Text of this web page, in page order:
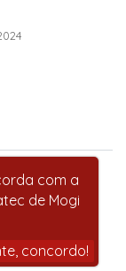
saúde e
com a
de Mogi
concordo!